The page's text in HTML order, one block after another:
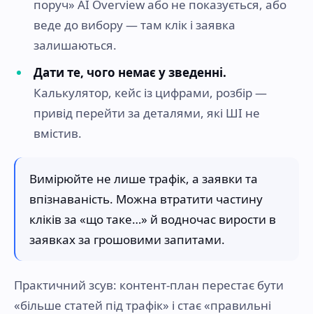
поруч» AI Overview або не показується, або
веде до вибору — там клік і заявка
залишаються.
Дати те, чого немає у зведенні.
Калькулятор, кейс із цифрами, розбір —
привід перейти за деталями, які ШІ не
вмістив.
Вимірюйте не лише трафік, а заявки та
впізнаваність. Можна втратити частину
кліків за «що таке…» й водночас вирости в
заявках за грошовими запитами.
Практичний зсув: контент-план перестає бути
«більше статей під трафік» і стає «правильні